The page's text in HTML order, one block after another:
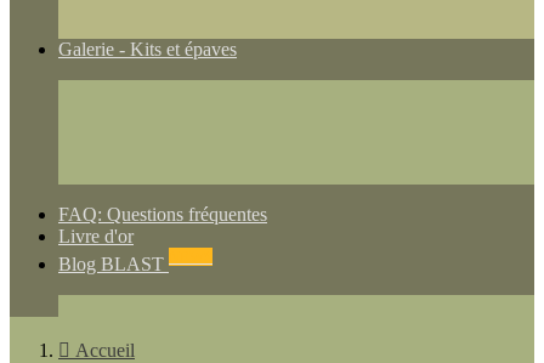
Galerie - Kits et épaves
FAQ: Questions fréquentes
Livre d'or
Blog BLAST
 Accueil